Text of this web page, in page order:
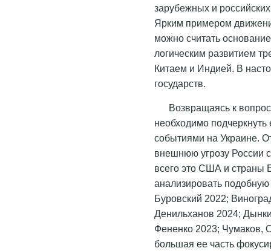
зарубежных и
Ярким примером
можно считать
логическим развитием
Китаем и Индией. В
государств.
Возвращаясь к
необходимо
событиями на Украине.
внешнюю угрозу России
всего это США и страны
анализировать
Буровский 2022;
Денильханов 2024;
Фененко 2023; Чумаков,
большая ее часть